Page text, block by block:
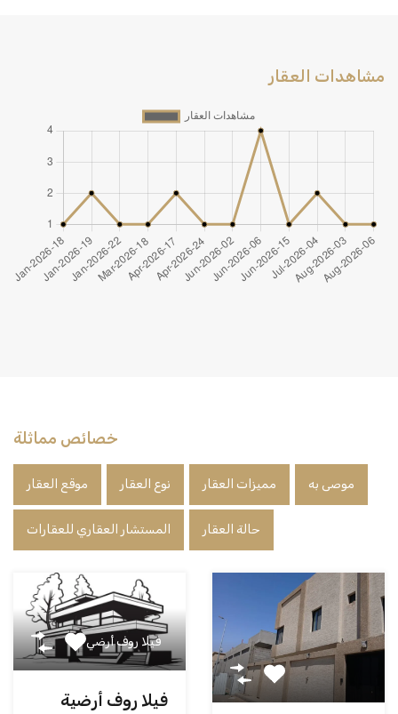
مشاهدات العقار
خصائص مماثلة
موصى به مميزات العقار نوع العقار موقع العقار
حالة العقار المستشار العقاري للعقارات
فيلا روف أرضي
فيلا روف أرضية